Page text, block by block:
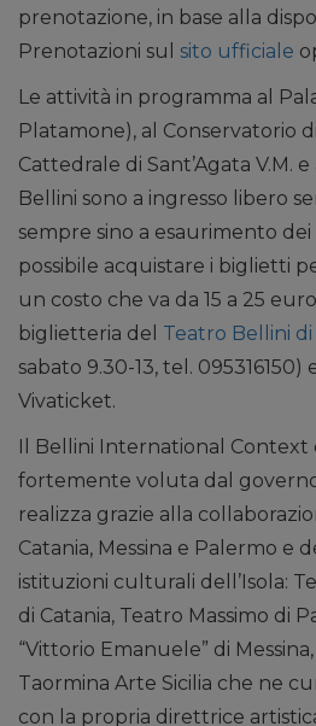
prenotazione, in base alla
Prenotazioni sul sito ufficiale
Le attività in programma al
Platamone), al Conservatorio
Cattedrale di Sant’Agata V.M.
Bellini sono a ingresso libero
sempre sino a esaurimento dei
possibile acquistare i biglietti
un costo che va da 15 a 25
biglietteria del Teatro Bellini di
sabato 9.30-13, tel.
Vivaticket.
Il Bellini International Context
fortemente voluta dal
realizza grazie alla
Catania, Messina e Palermo e
istituzioni culturali dell’Isola:
di Catania, Teatro Massimo di
“Vittorio Emanuele” di
Taormina Arte Sicilia che ne
con la propria direttrice